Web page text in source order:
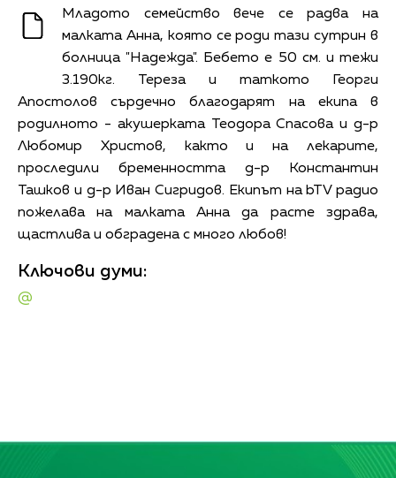
Младото семейство вече се радва на
малката Анна, която се роди тази сутрин в
болница "Надежда". Бебето е 50 см. и тежи
3.190кг. Тереза и таткото Георги
Апостолов сърдечно благодарят на екипа в
родилното - акушерката Теодора Спасова и д-р
Любомир Христов, както и на лекарите,
проследили бременността д-р Константин
Ташков и д-р Иван Сигридов. Екипът на bTV радио
пожелава на малката Анна да расте здрава,
щастлива и обградена с много любов!
Ключови думи:
@